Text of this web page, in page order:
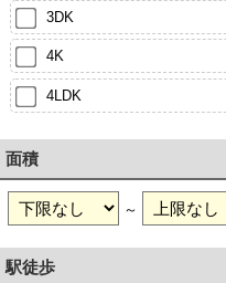
3DK
4K
4LDK
面積
～
駅徒歩